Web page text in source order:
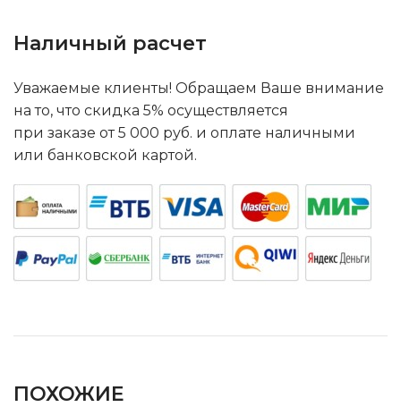
Наличный расчет
Уважаемые клиенты! Обращаем Ваше внимание
на то, что скидка 5% осуществляется
при заказе от 5 000 руб. и оплате наличными
или банковской картой.
ПОХОЖИЕ